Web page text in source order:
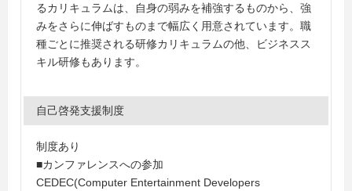
るカリキュラムは、自身の弱みを補強するものから、強
みをさらに伸ばすものまで幅広く用意されています。職
種ごとに推奨される研修カリキュラムの他、ビジネスス
キル研修もあります。
自己啓発支援制度
制度あり
■カンファレンスへの参加
CEDEC(Computer Entertainment Developers